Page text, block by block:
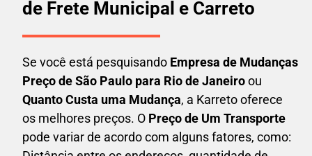
de Frete Municipal e Carreto
Se você está pesquisando Empresa de Mudanças
Preço de São Paulo para Rio de Janeiroou
Quanto Custa uma Mudança, a Karreto oferece
os melhores preços. O Preço de Um Transporte
pode variar de acordo com alguns fatores, como: